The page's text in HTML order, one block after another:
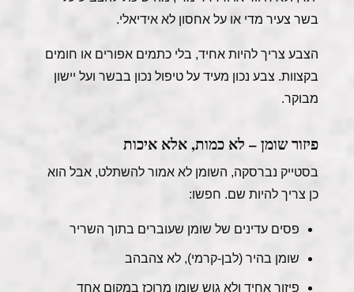
בשר צעיר מדי או על אחסון לא אידיאלי.
הצבע צריך להיות אחיד, בלי כתמים אפורים או חומים
בקצוות. צבע נכון מעיד על טיפול נכון בבשר ועל יישון
מבוקר.
פיזור שומן – לא כמות, אלא איכות
בסטייק נברסקה, השומן לא אמור להשתלט, אבל הוא
כן צריך להיות שם. חפשו:
פסים עדינים של שומן שעוברים בתוך השריר
שומן בהיר (לבן-קרמי), לא צהבהב
פיזור אחיד ולא גוש שומן מרוכז במקום אחד